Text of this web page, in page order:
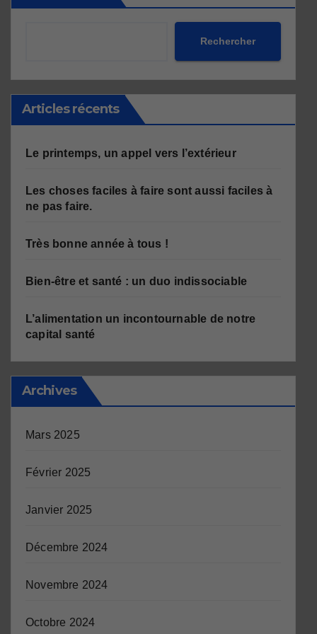
Rechercher
Articles récents
Le printemps, un appel vers l’extérieur
Les choses faciles à faire sont aussi faciles à
ne pas faire.
Très bonne année à tous !
Bien-être et santé : un duo indissociable
L’alimentation un incontournable de notre
capital santé
Archives
Mars 2025
Février 2025
Janvier 2025
Décembre 2024
Novembre 2024
Octobre 2024